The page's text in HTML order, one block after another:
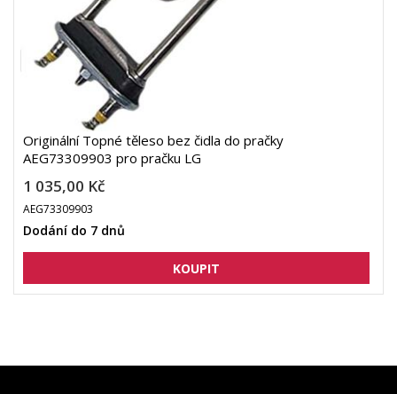
Originální Topné těleso bez čidla do pračky
AEG73309903 pro pračku LG
1 035,00 Kč
AEG73309903
Dodání do 7 dnů